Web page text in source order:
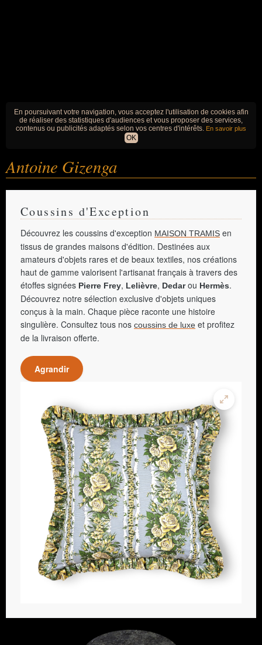
En poursuivant votre navigation, vous acceptez l'utilisation de cookies afin
de réaliser des statistiques d'audiences et vous proposer des services,
contenus ou publicités adaptés selon vos centres d'intérêts. En savoir plus
OK
Antoine Gizenga
Coussins d'Exception
Découvrez les coussins d'exception MAISON TRAMIS en
tissus de grandes maisons d'édition. Destinées aux
amateurs d'objets rares et de beaux textiles, nos créations
haut de gamme valorisent l'artisanat français à travers des
étoffes signées Pierre Frey, Lelièvre, Dedarou Hermès.
Découvrez notre sélection exclusive d'objets uniques
conçus à la main. Chaque pièce raconte une histoire
singulière. Consultez tous nos coussins de luxe et profitez
de la livraison offerte.
Agrandir